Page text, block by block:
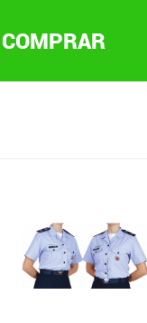
COMPRAR